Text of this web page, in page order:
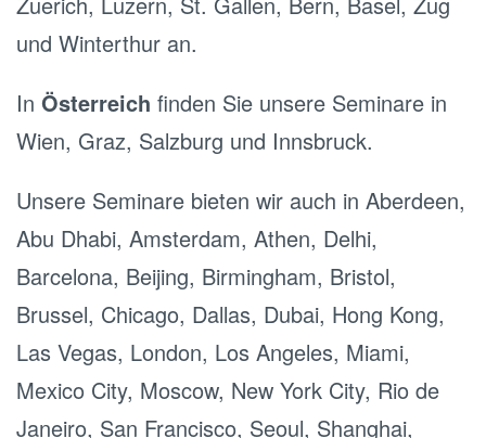
und Winterthur an.
In Österreich finden Sie unsere Seminare in
Wien, Graz, Salzburg und Innsbruck.
Unsere Seminare bieten wir auch in Aberdeen,
Abu Dhabi, Amsterdam, Athen, Delhi,
Barcelona, Beijing, Birmingham, Bristol,
Brussel, Chicago, Dallas, Dubai, Hong Kong,
Las Vegas, London, Los Angeles, Miami,
Mexico City, Moscow, New York City, Rio de
Janeiro, San Francisco, Seoul, Shanghai,